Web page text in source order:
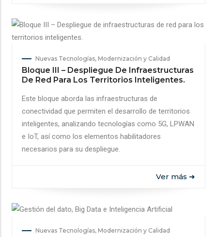
Nuevas Tecnologías, Modernización y Calidad
Bloque III – Despliegue De Infraestructuras
De Red Para Los Territorios Inteligentes.
Este bloque aborda las infraestructuras de
conectividad que permiten el desarrollo de territorios
inteligentes, analizando tecnologías como 5G, LPWAN
e IoT, así como los elementos habilitadores
necesarios para su despliegue.
Ver más ➜
Nuevas Tecnologías, Modernización y Calidad